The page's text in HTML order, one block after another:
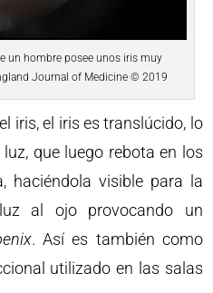
un hombre posee unos iris muy
Journal of Medicine © 2019
iris, el iris es translúcido, lo
que luego rebota en los
haciéndola visible para la
al ojo provocando un
. Así es también como
utilizado en las salas